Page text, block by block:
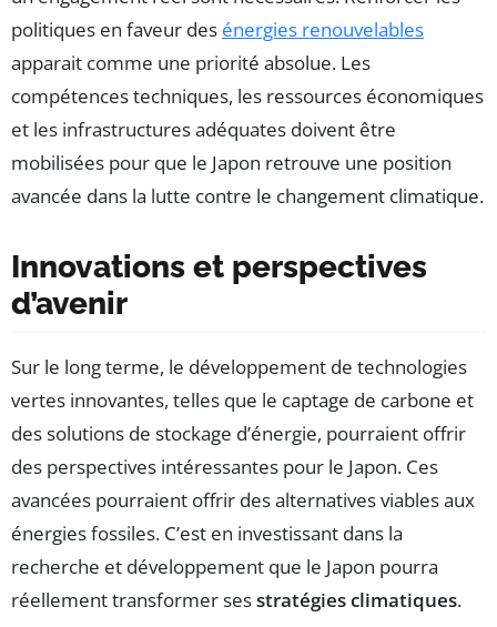
politiques en faveur des énergies renouvelables
apparait comme une priorité absolue. Les
compétences techniques, les ressources économiques
et les infrastructures adéquates doivent être
mobilisées pour que le Japon retrouve une position
avancée dans la lutte contre le changement climatique.
Innovations et perspectives
d’avenir
Sur le long terme, le développement de technologies
vertes innovantes, telles que le captage de carbone et
des solutions de stockage d’énergie, pourraient offrir
des perspectives intéressantes pour le Japon. Ces
avancées pourraient offrir des alternatives viables aux
énergies fossiles. C’est en investissant dans la
recherche et développement que le Japon pourra
réellement transformer sesstratégies climatiques.